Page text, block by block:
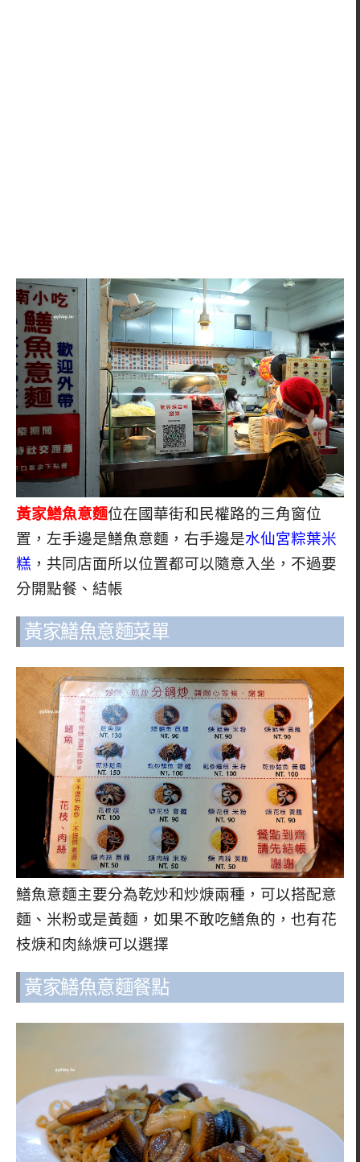
黃家鱔魚意麵位在國華街和民權路的三角窗位
置，左手邊是鱔魚意麵，右手邊是水仙宮粽葉米
糕 ，共同店面所以位置都可以隨意入坐，不過要
分開點餐、結帳
黃家鱔魚意麵菜單
鱔魚意麵主要分為乾炒和炒焿兩種，可以搭配意
麵、米粉或是黃麵，如果不敢吃鱔魚的，也有花
枝焿和肉絲焿可以選擇
黃家鱔魚意麵餐點